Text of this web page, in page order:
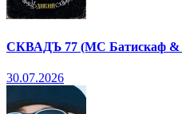
СКВАДЪ 77 (МС Батискаф &
30.07.2026